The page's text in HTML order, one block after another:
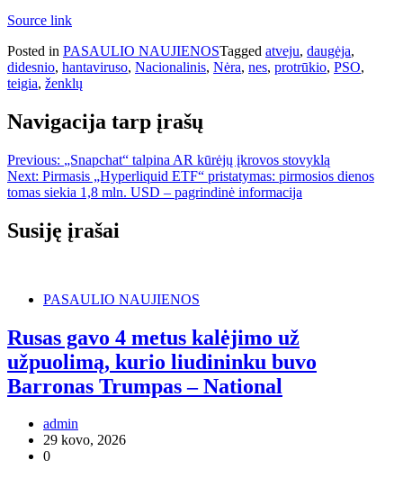
Source link
Posted in PASAULIO NAUJIENOSTagged atveju, daugėja,
didesnio, hantaviruso, Nacionalinis, Nėra, nes, protrūkio, PSO,
teigia, ženklų
Navigacija tarp įrašų
Previous: „Snapchat“ talpina AR kūrėjų įkrovos stovyklą
Next: Pirmasis „Hyperliquid ETF“ pristatymas: pirmosios dienos
tomas siekia 1,8 mln. USD – pagrindinė informacija
Susiję įrašai
PASAULIO NAUJIENOS
Rusas gavo 4 metus kalėjimo už
užpuolimą, kurio liudininku buvo
Barronas Trumpas – National
admin
29 kovo, 2026
0